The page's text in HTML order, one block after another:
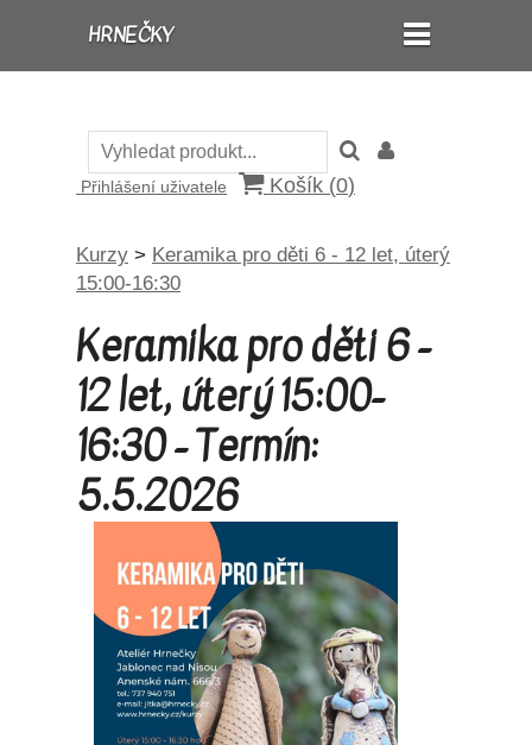
HRNEČKY
Přihlášení uživatele Košík (0)
Kurzy > Keramika pro děti 6 - 12 let, úterý
15:00-16:30
Keramika pro děti 6 -
12 let, úterý 15:00-
16:30 - Termín:
5.5.2026